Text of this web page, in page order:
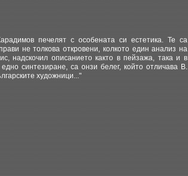
печелят с особената си естетика. Те са
не толкова откровени, колкото един анализ на
надскочил описанието както в пейзажа, така и в
синтезиране, са онзи белег, който отличава В.
художници..."